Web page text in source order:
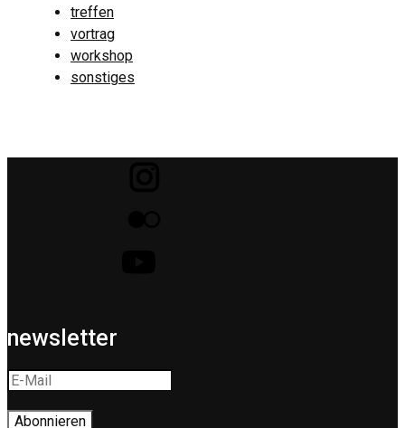
treffen
vortrag
workshop
sonstiges
newsletter